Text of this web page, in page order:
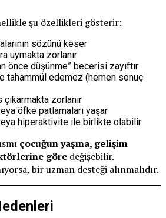
şu özellikleri gösterir:
sözünü keser
uymakta zorlanır
önce düşünme” becerisi zayıftır
tahammül edemez (hemen sonuç
çıkarmakta zorlanır
öfke patlamaları yaşar
hiperaktivite ile birlikte olabilir
çocuğun yaşına, gelişim
göre değişebilir.
bir uzman desteği alınmalıdır.